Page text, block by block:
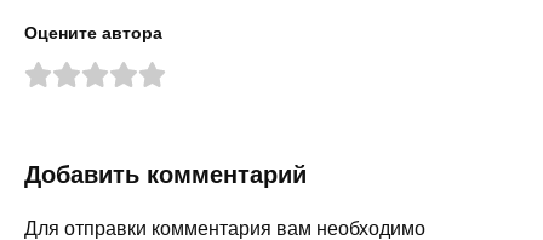
Оцените автора
Добавить комментарий
Для отправки комментария вам необходимо